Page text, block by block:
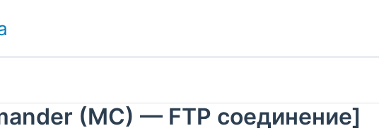
(MC) — FTP соединение]